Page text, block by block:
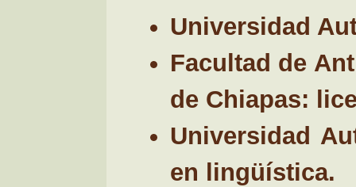
Universidad
Facultad de
de Chiapas:
Universidad
en lingüística.